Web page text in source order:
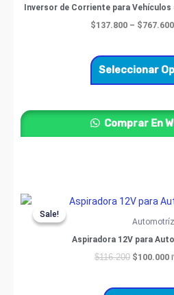
Inversor de Corriente para Vehículos
$137.800 – $767.600
Seleccionar
Comprar En
Sale!
Sale!
Automotríz
Aspiradora 12V para
$116.200
Original
price
was:
$100.000
is: